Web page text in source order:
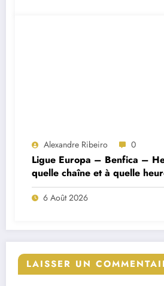
Alexandre Ribeiro 0
Ligue Europa – Benfica –
quelle chaîne et à quelle
match ?
6 Août 2026
LAISSER UN